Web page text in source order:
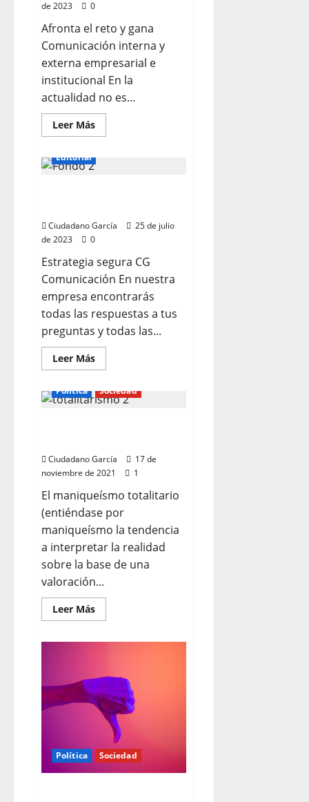
de 2023 0
Afronta el reto y gana
Comunicación interna y
externa empresarial e
institucional En la
actualidad no es...
Leer MásLeer
más
COMUNICACIÓN
CG Comunicación
Editorial
Ciudadano García
25 de julio
de 2023
0
Estrategia segura CG
Comunicación En nuestra
empresa encontrarás
todas las respuestas a tus
preguntas y todas las...
Leer MásLeer
más
SERVICIOS
INTEGRALES
Política Sociedad
Ciudadano García
17 de
noviembre de 2021
1
El maniqueísmo totalitario
(entiéndase por
maniqueísmo la tendencia
a interpretar la realidad
sobre la base de una
valoración...
Leer MásLeer
más
Política Sociedad